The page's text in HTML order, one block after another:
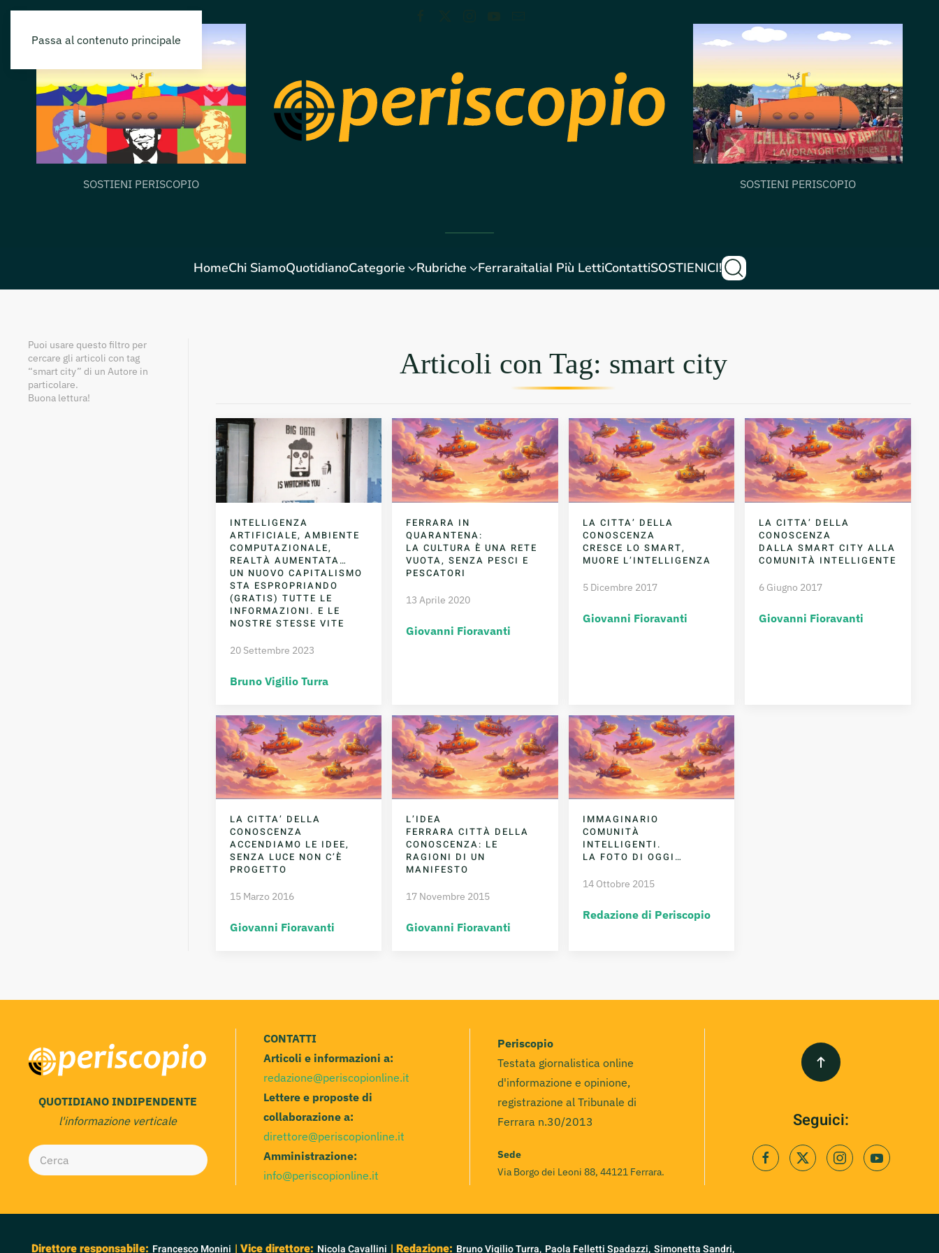
Passa al contenuto principale
SOSTIENI PERISCOPIO SOSTIENI PERISCOPIO
HomeChi SiamoQuotidianoCategorie Rubriche FerraraitaliaI Più LettiContattiSOSTIENICI!
Puoi usare questo filtro per
cercare gli articoli con tag
“smart city” di un Autore in
particolare.
Buona lettura!
Articoli con Tag: smart city
INTELLIGENZA
ARTIFICIALE, AMBIENTE
COMPUTAZIONALE,
REALTÀ AUMENTATA…
UN NUOVO CAPITALISMO
STA ESPROPRIANDO
(GRATIS) TUTTE LE
INFORMAZIONI. E LE
NOSTRE STESSE VITE
20 Settembre 2023
Bruno Vigilio Turra
FERRARA IN
QUARANTENA:
LA CULTURA È UNA RETE
VUOTA, SENZA PESCI E
PESCATORI
13 Aprile 2020
Giovanni Fioravanti
LA CITTA’ DELLA
CONOSCENZA
CRESCE LO SMART,
MUORE L’INTELLIGENZA
5 Dicembre 2017
Giovanni Fioravanti
LA CITTA’ DELLA
CONOSCENZA
DALLA SMART CITY ALLA
COMUNITÀ INTELLIGENTE
6 Giugno 2017
Giovanni Fioravanti
LA CITTA’ DELLA
CONOSCENZA
ACCENDIAMO LE IDEE,
SENZA LUCE NON C’È
PROGETTO
15 Marzo 2016
Giovanni Fioravanti
L’IDEA
FERRARA CITTÀ DELLA
CONOSCENZA: LE
RAGIONI DI UN
MANIFESTO
17 Novembre 2015
Giovanni Fioravanti
IMMAGINARIO
COMUNITÀ
INTELLIGENTI.
LA FOTO DI OGGI…
14 Ottobre 2015
Redazione di Periscopio
QUOTIDIANO INDIPENDENTE
l'informazione verticale
CONTATTI
Articoli e informazioni a:
redazione@periscopionline.it
Lettere e proposte di
collaborazione a:
direttore@periscopionline.it
Amministrazione:
info@periscopionline.it
Periscopio
Testata giornalistica online
d'informazione e opinione,
registrazione al Tribunale di
Ferrara n.30/2013
Sede
Via Borgo dei Leoni 88, 44121 Ferrara.
Seguici:
Direttore responsabile: Francesco Monini | Vice direttore: Nicola Cavallini | Redazione: Bruno Vigilio Turra, Paola Felletti Spadazzi, Simonetta Sandri,